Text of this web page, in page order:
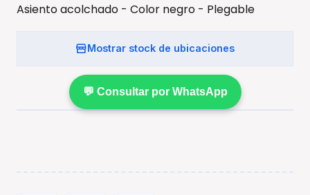
Asiento acolchado - Color negro - Plegable
Mostrar stock de ubicaciones
💬 Consultar por WhatsApp